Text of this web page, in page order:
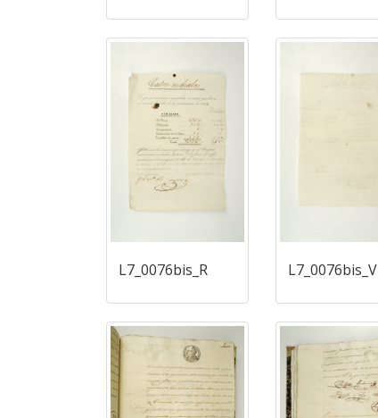
L7_0076bis_R L7_0076bis_V